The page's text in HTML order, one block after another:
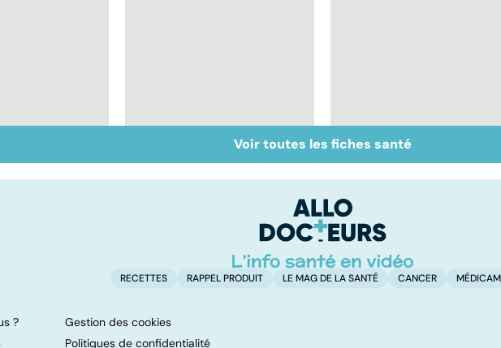
Inflammation des
amygdales : que faire
Suicide : prévenir le
passage à l'acte
Voir toutes les fiches santé
RECETTES RAPPEL PRODUIT LE MAG DE LA SANTÉ CANCER
?
Gestion des cookies
Politiques de confidentialité